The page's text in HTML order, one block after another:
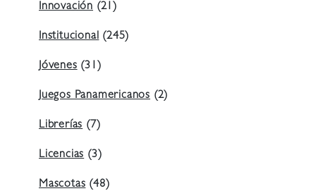
Innovación (21)
Institucional (245)
Jóvenes (31)
Juegos Panamericanos (2)
Librerías (7)
Licencias (3)
Mascotas (48)